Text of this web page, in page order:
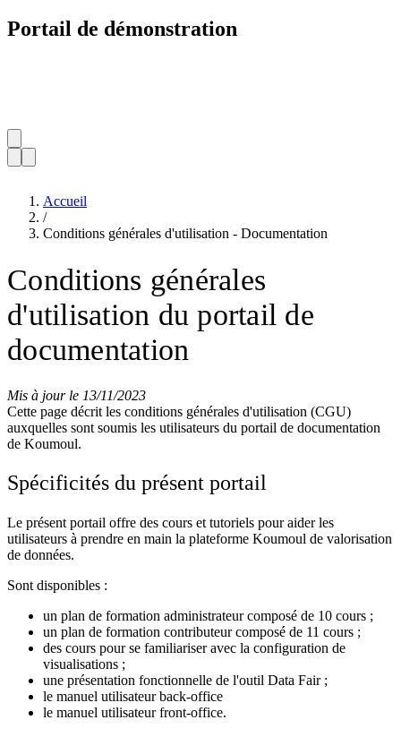
Portail de démonstration
Accueil
/
Conditions générales d'utilisation - Documentation
Conditions générales
d'utilisation du portail de
documentation
Mis à jour le 13/11/2023
Cette page décrit les conditions générales d'utilisation (CGU)
auxquelles sont soumis les utilisateurs du portail de documentation
de Koumoul.
Spécificités du présent portail
Le présent portail offre des cours et tutoriels pour aider les
utilisateurs à prendre en main la plateforme Koumoul de valorisation
de données.
Sont disponibles :
un plan de formation administrateur composé de 10 cours ;
un plan de formation contributeur composé de 11 cours ;
des cours pour se familiariser avec la configuration de
visualisations ;
une présentation fonctionnelle de l'outil Data Fair ;
le manuel utilisateur back-office
le manuel utilisateur front-office.